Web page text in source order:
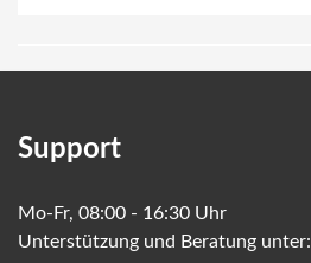
Support
Mo-Fr, 08:00 - 16:30 Uhr
Unterstützung und Beratung unter: